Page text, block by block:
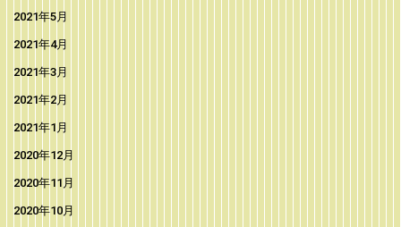
2021年5月
2021年4月
2021年3月
2021年2月
2021年1月
2020年12月
2020年11月
2020年10月